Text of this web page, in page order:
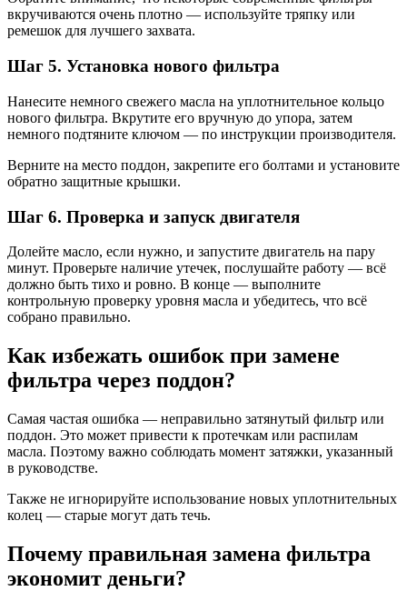
вкручиваются очень плотно — используйте тряпку или
ремешок для лучшего захвата.
Шаг 5. Установка нового фильтра
Нанесите немного свежего масла на уплотнительное кольцо
нового фильтра. Вкрутите его вручную до упора, затем
немного подтяните ключом — по инструкции производителя.
Верните на место поддон, закрепите его болтами и установите
обратно защитные крышки.
Шаг 6. Проверка и запуск двигателя
Долейте масло, если нужно, и запустите двигатель на пару
минут. Проверьте наличие утечек, послушайте работу — всё
должно быть тихо и ровно. В конце — выполните
контрольную проверку уровня масла и убедитесь, что всё
собрано правильно.
Как избежать ошибок при замене
фильтра через поддон?
Самая частая ошибка — неправильно затянутый фильтр или
поддон. Это может привести к протечкам или распилам
масла. Поэтому важно соблюдать момент затяжки, указанный
в руководстве.
Также не игнорируйте использование новых уплотнительных
колец — старые могут дать течь.
Почему правильная замена фильтра
экономит деньги?